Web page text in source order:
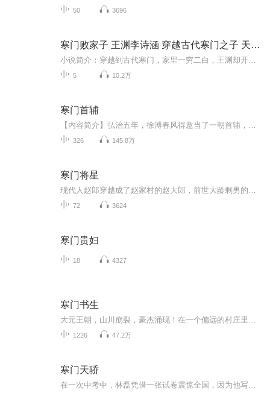
50 3696
寒门败家子 王渊李诗涵 穿越古代寒门之子 天降王侯
5 10.2万
寒门首辅
326 145.8万
寒门将星
72 3624
寒门贵妇
18 4327
寒门书生
1226 47.2万
寒门天骄